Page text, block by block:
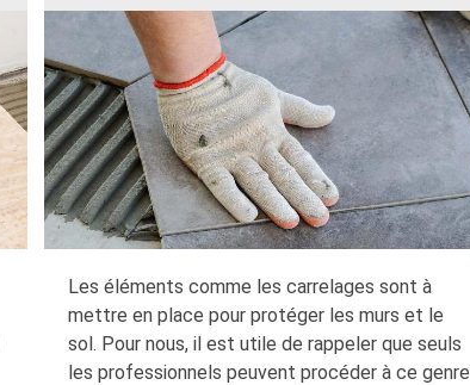
Les éléments comme les carrelages sont à
mettre en place pour protéger les murs et le
sol. Pour nous, il est utile de rappeler que seuls
les professionnels peuvent procéder à ce genre